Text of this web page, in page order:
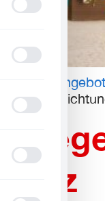
Unsere
Binz
Profil für
ADHD-